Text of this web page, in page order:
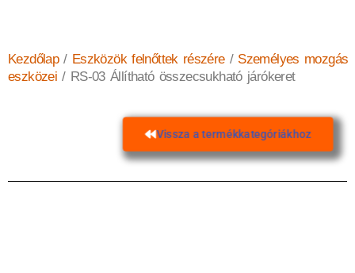
Kezdőlap/ Eszközök felnőttek részére/ Személyes mozgás
eszközei / RS-03 Állítható összecsukható járókeret
Vissza a termékkategóriákhoz